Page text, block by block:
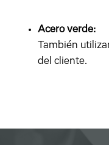
Acero verde:
También
del cliente.